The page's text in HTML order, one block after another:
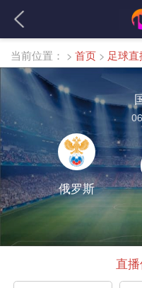
当前位置： > 首页 > 足球直
俄罗斯
直